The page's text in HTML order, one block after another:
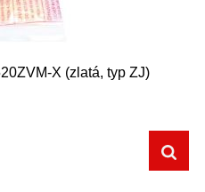
X (zlatá, typ ZJ)